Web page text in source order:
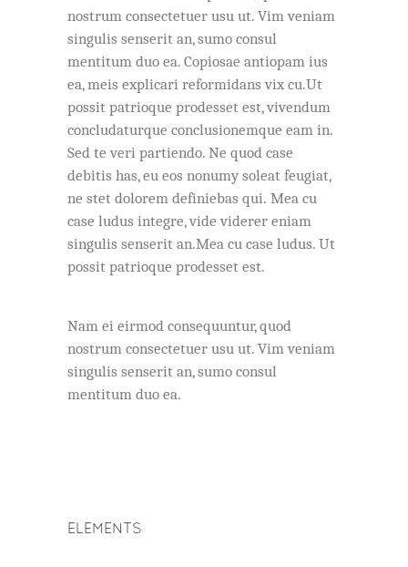
nostrum consectetuer usu ut. Vim veniam
singulis senserit an, sumo consul
mentitum duo ea. Copiosae antiopam ius
ea, meis explicari reformidans vix cu.Ut
possit patrioque prodesset est, vivendum
concludaturque conclusionemque eam in.
Sed te veri partiendo. Ne quod case
debitis has, eu eos nonumy soleat feugiat,
ne stet dolorem definiebas qui. Mea cu
case ludus integre, vide viderer eniam
singulis senserit an.Mea cu case ludus. Ut
possit patrioque prodesset est.
Nam ei eirmod consequuntur, quod
nostrum consectetuer usu ut. Vim veniam
singulis senserit an, sumo consul
mentitum duo ea.
ELEMENTS